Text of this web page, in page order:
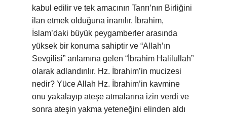
kabul edilir ve tek amacının Tanrı’nın Birliğini
ilan etmek olduğuna inanılır. İbrahim,
İslam’daki büyük peygamberler arasında
yüksek bir konuma sahiptir ve “Allah’ın
Sevgilisi” anlamına gelen “İbrahim Halilullah”
olarak adlandırılır. Hz. İbrahim’in mucizesi
nedir? Yüce Allah Hz. İbrahim’in kavmine
onu yakalayıp ateşe atmalarına izin verdi ve
sonra ateşin yakma yeteneğini elinden aldı